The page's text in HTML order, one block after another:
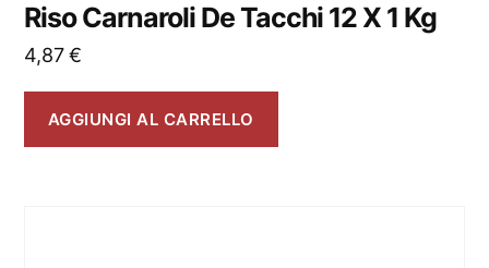
Riso Carnaroli De Tacchi 12 X 1 Kg
4,87€
AGGIUNGI AL CARRELLO